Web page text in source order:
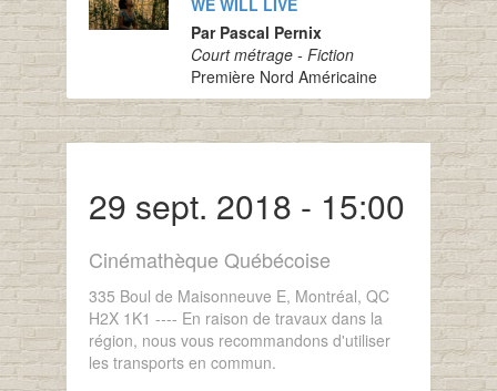
WE WILL LIVE
Par Pascal Pernix
Court métrage - Fiction
Première Nord Américaine
29 sept. 2018 - 15:00
Cinémathèque Québécoise
335 Boul de Maisonneuve E, Montréal, QC
H2X 1K1 ---- En raison de travaux dans la
région, nous vous recommandons d'utiliser
les transports en commun.